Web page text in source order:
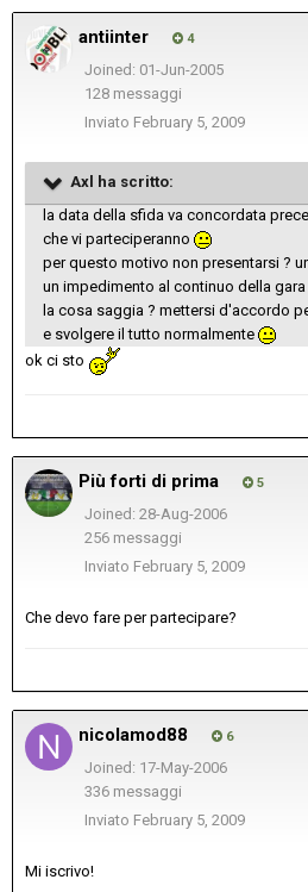
antiinter 4
Joined: 01-Jun-2005
128 messaggi
Inviato February 5, 2009
Axl ha scritto:
la data della sfida va concordata
che vi parteciperanno
per questo motivo non presentarsi ?
un impedimento al continuo della gara
la cosa saggia ? mettersi d'accordo
e svolgere il tutto normalmente
ok ci sto
Più forti di prima 5
Joined: 28-Aug-2006
256 messaggi
Inviato February 5, 2009
Che devo fare per partecipare?
nicolamod88 6
Joined: 17-May-2006
336 messaggi
Inviato February 5, 2009
Mi iscrivo!